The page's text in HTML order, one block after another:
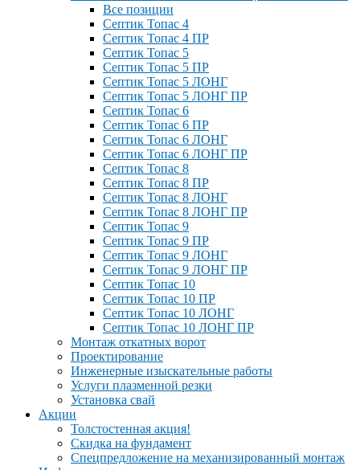
Все позиции
Септик Топас 4
Септик Топас 4 ПР
Септик Топас 5
Септик Топас 5 ПР
Септик Топас 5 ЛОНГ
Септик Топас 5 ЛОНГ ПР
Септик Топас 6
Септик Топас 6 ПР
Септик Топас 6 ЛОНГ
Септик Топас 6 ЛОНГ ПР
Септик Топас 8
Септик Топас 8 ПР
Септик Топас 8 ЛОНГ
Септик Топас 8 ЛОНГ ПР
Септик Топас 9
Септик Топас 9 ПР
Септик Топас 9 ЛОНГ
Септик Топас 9 ЛОНГ ПР
Септик Топас 10
Септик Топас 10 ПР
Септик Топас 10 ЛОНГ
Септик Топас 10 ЛОНГ ПР
Монтаж откатных ворот
Проектирование
Инженерные изыскательные работы
Услуги плазменной резки
Установка свай
Акции
Толстостенная акция!
Скидка на фундамент
Спецпредложение на механизированный монтаж